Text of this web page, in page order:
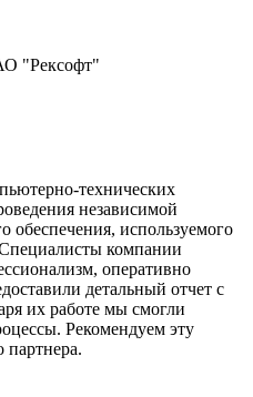
"Рексофт"
технических
независимой
обеспечения, используемого
компании
оперативно
детальный отчет с
их работе мы смогли
Рекомендуем эту